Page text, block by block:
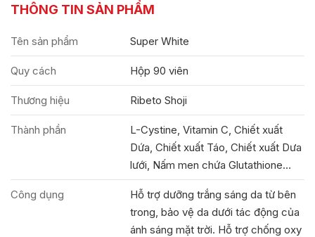
THÔNG TIN SẢN PHẨM
Tên sản phẩm Super White
Quy cách Hộp 90 viên
Thương hiệu Ribeto Shoji
Thành phần
L-Cystine, Vitamin C, Chiết xuất
Dứa, Chiết xuất Táo, Chiết xuất Dưa
lưới, Nấm men chứa Glutathione…
Công dụng
Hỗ trợ dưỡng trắng sáng da từ bên
trong, bảo vệ da dưới tác động của
ánh sáng mặt trời. Hỗ trợ chống oxy